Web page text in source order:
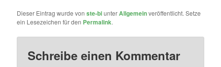
Dieser Eintrag wurde vonste-biunterAllgemeinveröffentlicht. Setze
ein Lesezeichen für den Permalink.
Schreibe einen Kommentar